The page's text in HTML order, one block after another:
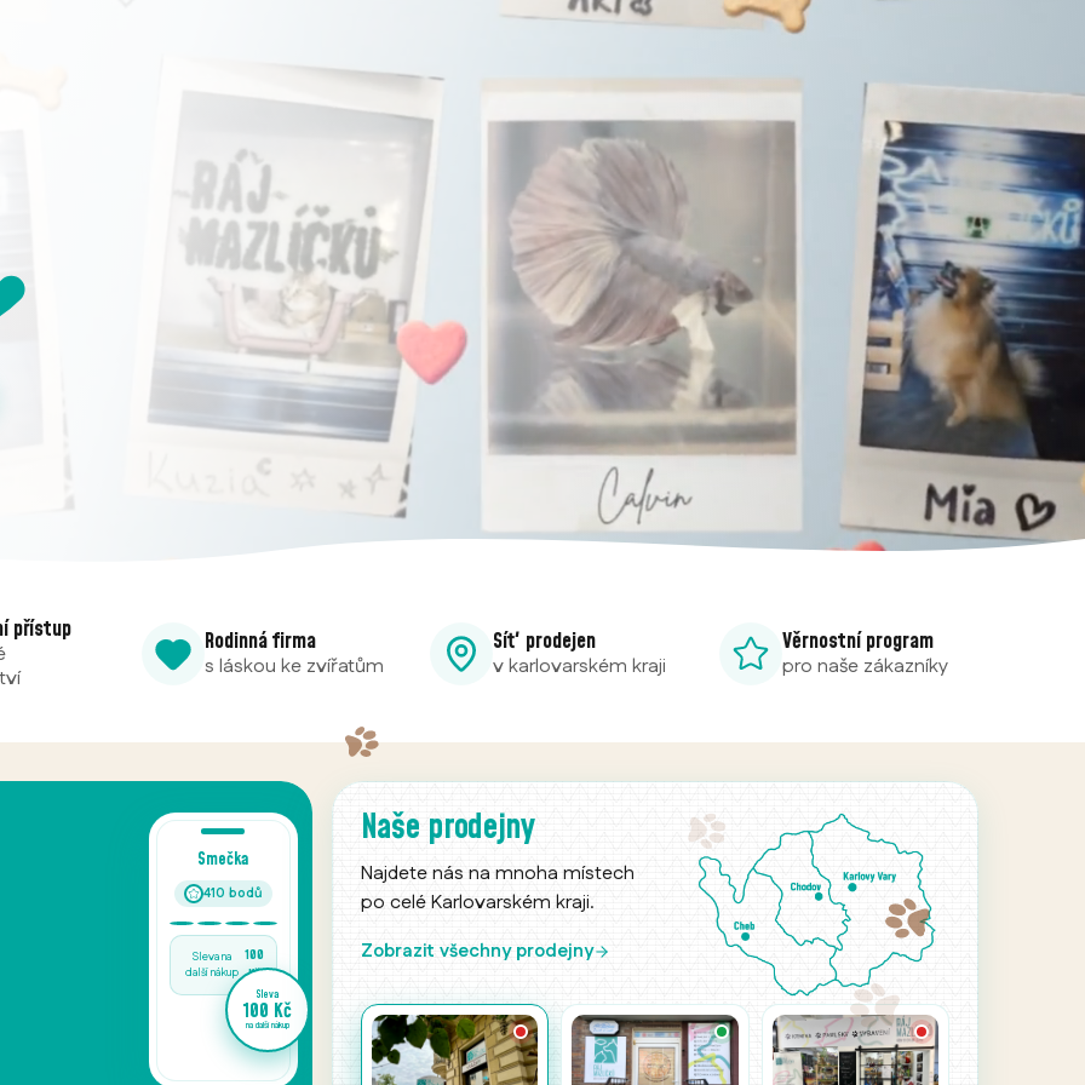
přístup Rodinná firma
s láskou ke zvířatům
Síť prodejen
v karlovarském kraji
Věrnostní program
pro naše zákazníky
24/7 obchod
v Chodově
Prodejní automat Ráj mazlíčků u
pobočky v Chodově je k dispozici
nonstop – krmiva a chovatelské
potřeby pro vaše mazlíčky kdykoliv
potřebujete.
Naše prodejny
Najdete nás na mnoha místech
po celé Karlovarském kraji.
Zobrazit všechny prodejny